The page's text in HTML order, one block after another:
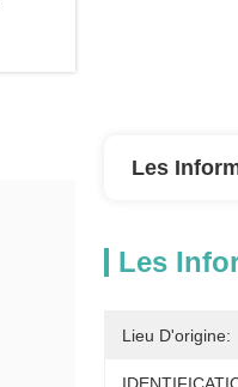
Les
Les
Lieu D'origine: